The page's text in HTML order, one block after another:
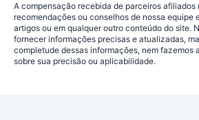
A compensação recebida de parceiros afiliados
recomendações ou conselhos de nossa equipe
artigos ou em qualquer outro conteúdo do site.
fornecer informações precisas e atualizadas,
completude dessas informações, nem fazemos
sobre sua precisão ou aplicabilidade.